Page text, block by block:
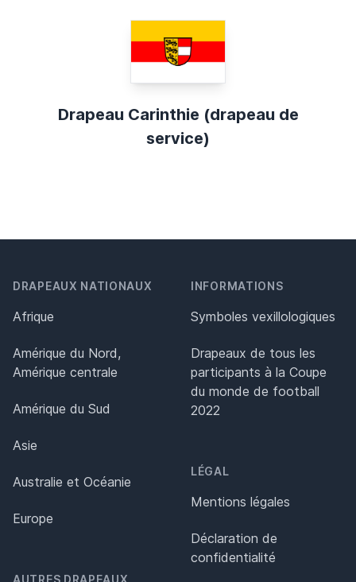
Drapeau Carinthie (drapeau de
service)
DRAPEAUX NATIONAUX
Afrique
Amérique du Nord,
Amérique centrale
Amérique du Sud
Asie
Australie et Océanie
Europe
AUTRES DRAPEAUX
INFORMATIONS
Symboles vexillologiques
Drapeaux de tous les
participants à la Coupe
du monde de football
2022
LÉGAL
Mentions légales
Déclaration de
confidentialité